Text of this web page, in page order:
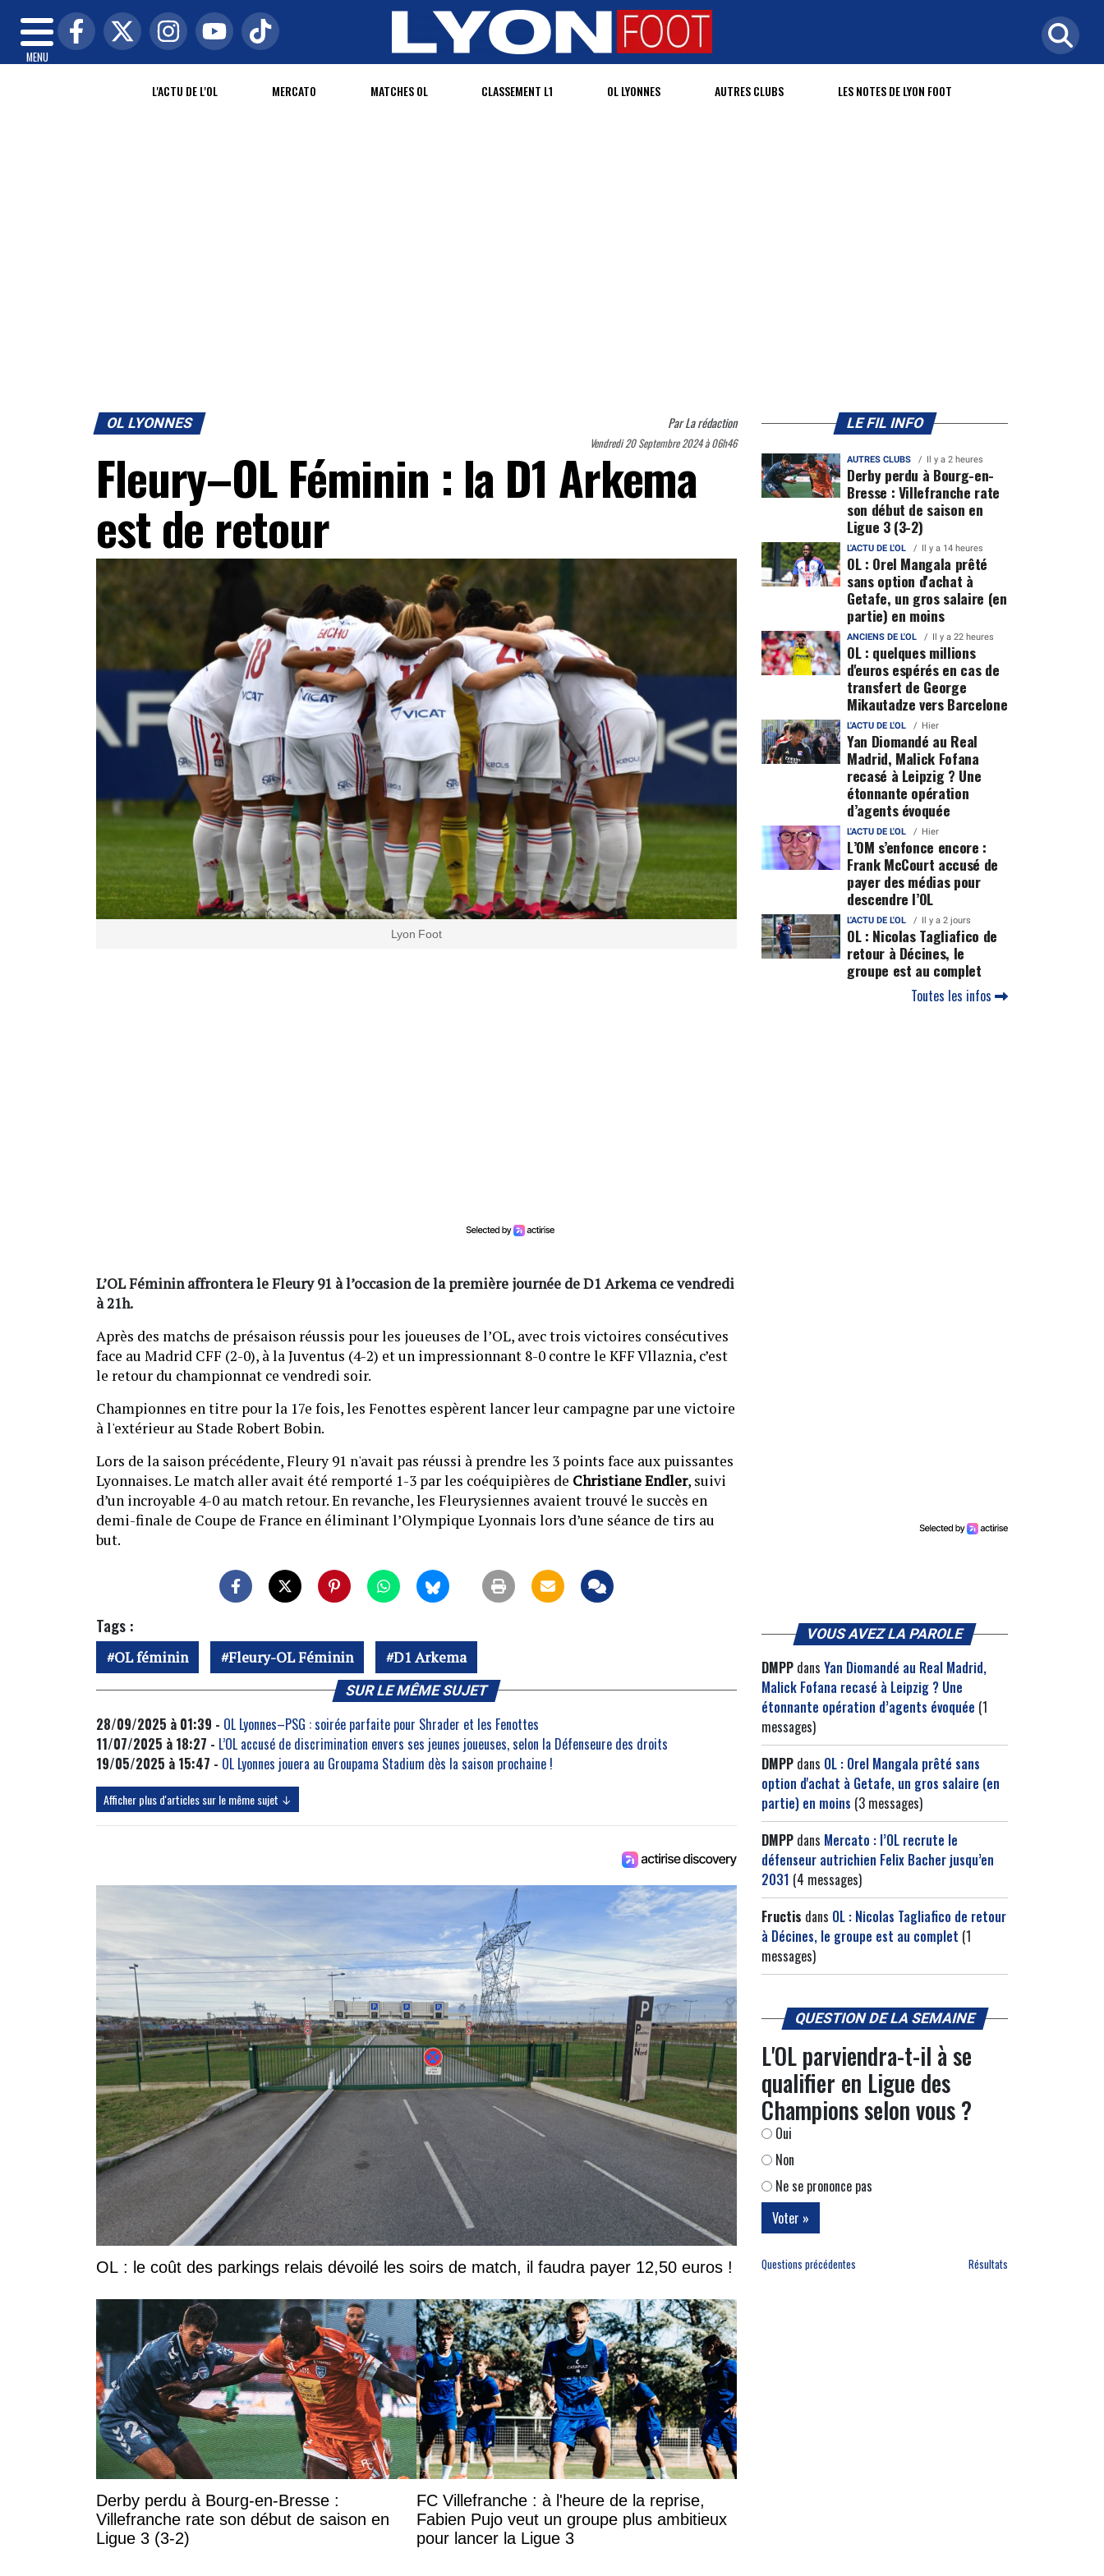
MENU
L'ACTU DE L'OL MERCATO MATCHES OL CLASSEMENT L1 OL LYONNES AUTRES CLUBS LES NOTES DE LYON FOOT
OL LYONNES ParLa rédaction
Vendredi 20 Septembre 2024 à 06h46
Fleury–OL Féminin : la D1 Arkema
est de retour
Lyon Foot
L’OL Féminin affrontera le Fleury 91 à l’occasion de la première journée de D1 Arkema ce vendredi
à 21h.
Après des matchs de présaison réussis pour les joueuses de l’OL, avec trois victoires consécutives
face au Madrid CFF (2-0), à la Juventus (4-2) et un impressionnant 8-0 contre le KFF Vllaznia, c’est
le retour du championnat ce vendredi soir.
Championnes en titre pour la 17e fois, les Fenottes espèrent lancer leur campagne par une victoire
à l'extérieur au Stade Robert Bobin.
Lors de la saison précédente, Fleury 91 n'avait pas réussi à prendre les 3 points face aux puissantes
Lyonnaises. Le match aller avait été remporté 1-3 par les coéquipières de Christiane Endler, suivi
d’un incroyable 4-0 au match retour. En revanche, les Fleurysiennes avaient trouvé le succès en
demi-finale de Coupe de France en éliminant l’Olympique Lyonnais lors d’une séance de tirs au
but.
Tags :
OL féminin Fleury-OL Féminin D1 Arkema
SUR LE MÊME SUJET
28/09/2025 à 01:39 - OL Lyonnes–PSG : soirée parfaite pour Shrader et les Fenottes
11/07/2025 à 18:27 - L’OL accusé de discrimination envers ses jeunes joueuses, selon la Défenseure des droits
19/05/2025 à 15:47 - OL Lyonnes jouera au Groupama Stadium dès la saison prochaine !
Afficher plus d'articles sur le même sujet ↓
OL : le coût des parkings relais dévoilé les soirs de match, il faudra payer 12,50 euros !
Derby perdu à Bourg-en-Bresse :
Villefranche rate son début de saison en
Ligue 3 (3-2)
FC Villefranche : à l'heure de la reprise,
Fabien Pujo veut un groupe plus ambitieux
pour lancer la Ligue 3
LE FIL INFO
AUTRES CLUBS Il y a 2 heures
Derby perdu à Bourg-en-
Bresse : Villefranche rate
son début de saison en
Ligue 3 (3-2)
L'ACTU DE L'OL Il y a 14 heures
OL : Orel Mangala prêté
sans option d'achat à
Getafe, un gros salaire (en
partie) en moins
ANCIENS DE L'OL Il y a 22 heures
OL : quelques millions
d'euros espérés en cas de
transfert de George
Mikautadze vers Barcelone
L'ACTU DE L'OL Hier
Yan Diomandé au Real
Madrid, Malick Fofana
recasé à Leipzig ? Une
étonnante opération
d’agents évoquée
L'ACTU DE L'OL Hier
L’OM s’enfonce encore :
Frank McCourt accusé de
payer des médias pour
descendre l’OL
L'ACTU DE L'OL Il y a 2 jours
OL : Nicolas Tagliafico de
retour à Décines, le
groupe est au complet
Toutes les infos
VOUS AVEZ LA PAROLE
DMPP dans Yan Diomandé au Real Madrid,
Malick Fofana recasé à Leipzig ? Une
étonnante opération d’agents évoquée (1
messages)
DMPP dans OL : Orel Mangala prêté sans
option d'achat à Getafe, un gros salaire (en
partie) en moins (3 messages)
DMPP dans Mercato : l’OL recrute le
défenseur autrichien Felix Bacher jusqu’en
2031 (4 messages)
Fructis dans OL : Nicolas Tagliafico de retour
à Décines, le groupe est au complet (1
messages)
QUESTION DE LA SEMAINE
L'OL parviendra-t-il à se
qualifier en Ligue des
Champions selon vous ?
Oui
Non
Ne se prononce pas
Questions précédentes Résultats